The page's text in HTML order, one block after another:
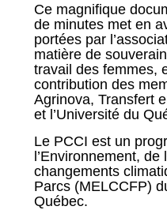
Ce magnifique
de minutes met en
portées par
matière de
travail des femmes,
contribution des
Agrinova, Transfert
et l’Université du
Le PCCI est un
l’Environnement, de
changements
Parcs (MELCCFP)
Québec.